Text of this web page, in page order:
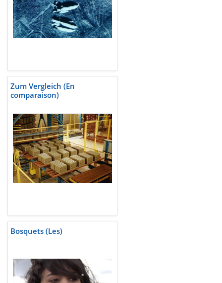
Zum Vergleich (En
comparaison)
Bosquets (Les)